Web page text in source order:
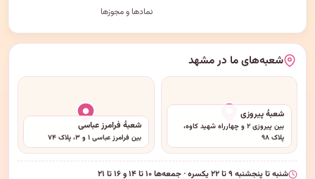
نمادها و مجوزها
شعبه‌های ما در مشهد
شعبهٔ پیروزی
بین پیروزی ۲ و چهارراه شهید کاوه،
پلاک ۹۸
شعبهٔ فرامرز عباسی
بین فرامرز عباسی ۱ و ۳، پلاک ۷۴
شنبه تا پنجشنبه ۹ تا ۲۲ یکسره · جمعه‌ها ۱۰ تا ۱۴ و ۱۶ تا ۲۱